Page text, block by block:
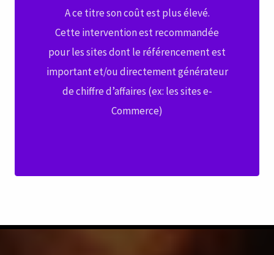
A ce titre son coût est plus élevé.
Cette intervention est recommandée
pour les sites dont le référencement est
important et/ou directement générateur
de chiffre d’affaires (ex: les sites e-
Commerce)